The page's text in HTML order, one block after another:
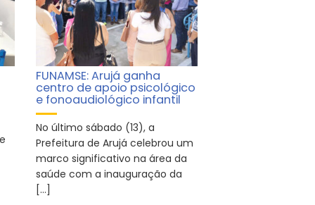
FUNAMSE: Arujá ganha
centro de apoio psicológico
e fonoaudiológico infantil
No último sábado (13), a
Prefeitura de Arujá celebrou um
marco significativo na área da
saúde com a inauguração da
[…]